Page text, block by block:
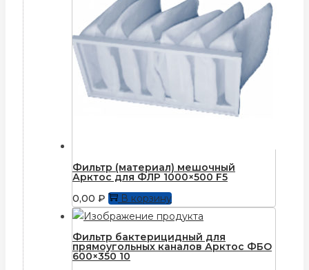
Фильтр (материал) мешочный
Арктос для ФЛР 1000×500 F5
0,00 ₽ В корзину
Фильтр бактерицидный для
прямоугольных каналов Арктос ФБО
600×350 10